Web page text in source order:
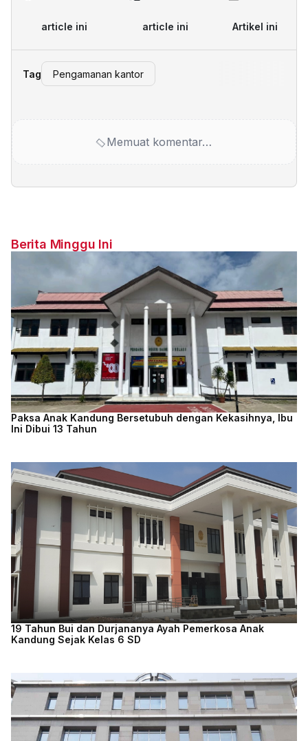
article ini article ini Artikel ini
Tag Pengamanan kantor
Memuat komentar…
Berita Minggu Ini
Paksa Anak Kandung Bersetubuh dengan Kekasihnya, Ibu
Ini Dibui 13 Tahun
19 Tahun Bui dan Durjananya Ayah Pemerkosa Anak
Kandung Sejak Kelas 6 SD